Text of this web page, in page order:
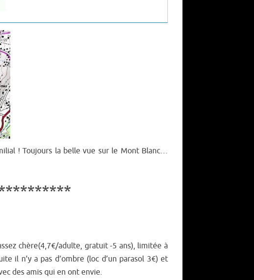
! Toujours la belle vue sur le Mont Blanc…
chère(4,7€/adulte, gratuit -5 ans), limitée à
il n’y a pas d’ombre (loc d’un parasol 3€) et
des amis qui en ont envie.